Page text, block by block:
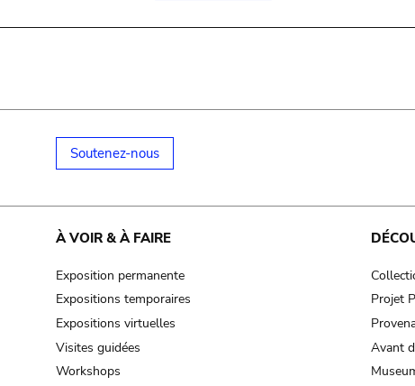
Soutenez-nous
À VOIR & À FAIRE
Exposition permanente
Expositions temporaires
Expositions virtuelles
Visites guidées
Workshops
Projet
Avant